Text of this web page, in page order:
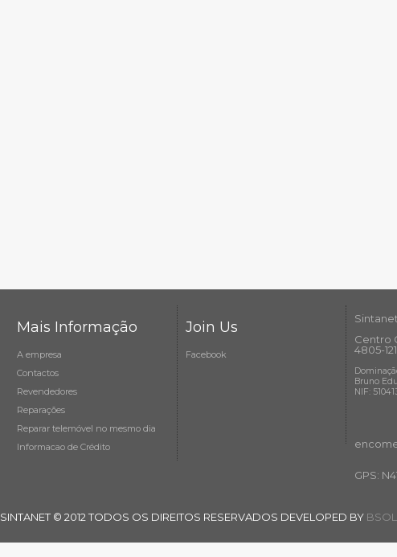
Mais Informação
A empresa
Contactos
Revendedores
Reparações
Reparar telemóvel no mesmo dia
Informacao de Crédito
Join Us
Facebook
Centro
4805-
Bruno
NIF:
GPS:
SINTANET © 2012 TODOS OS DIREITOS RESERVADOS DEVELOPED BY